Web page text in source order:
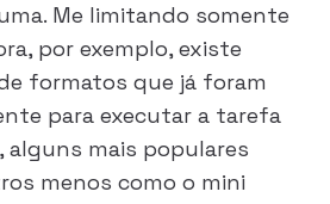
Me limitando somente
por exemplo, existe
formatos que já foram
para executar a tarefa
alguns mais populares
menos como o mini